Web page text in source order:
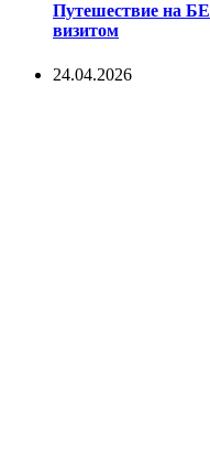
Путешествие на
визитом
24.04.2026